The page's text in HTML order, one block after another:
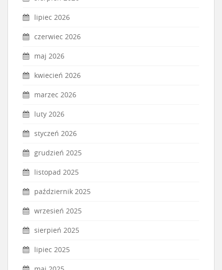
lipiec 2026
czerwiec 2026
maj 2026
kwiecień 2026
marzec 2026
luty 2026
styczeń 2026
grudzień 2025
listopad 2025
październik 2025
wrzesień 2025
sierpień 2025
lipiec 2025